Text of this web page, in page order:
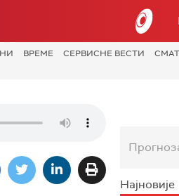
ВРЕМЕ СЕРВИСНЕ ВЕСТИ
Најновије